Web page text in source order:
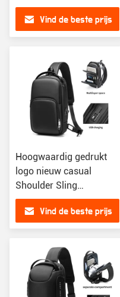
schouder borst
crossbody sling tas voor
mannen
Vind de beste prijs
Hoogwaardig gedrukt
logo nieuw casual
Shoulder Sling
Crossbody Bag Custom
logo Reis Mensen
Borsttassen
Vind de beste prijs